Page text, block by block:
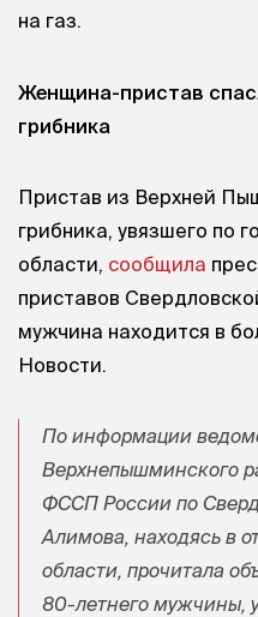
на газ.
Женщина-пристав
грибника
Пристав из Верхней
грибника, увязшего по
области, сообщила
приставов
мужчина находится в
Новости.
По информации
Верхнепышминского
ФССП России по
Алимова, находясь в
области, прочитала
80-летнего мужчины,